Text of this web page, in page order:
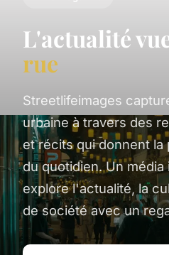
L'actualité
rue
Streetlifeimages
urbaine à travers des
et récits qui donnent la
du quotidien. Un
explore l'actualité, la
de société avec un